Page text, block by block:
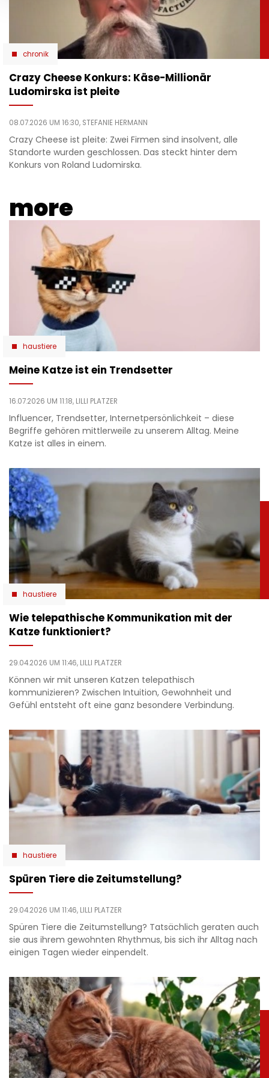
chronik
Crazy Cheese Konkurs: Käse-Millionär
Ludomirska ist pleite
08.07.2026 UM 16:30, STEFANIE HERMANN
Crazy Cheese ist pleite: Zwei Firmen sind insolvent, alle
Standorte wurden geschlossen. Das steckt hinter dem
Konkurs von Roland Ludomirska.
more
haustiere
Meine Katze ist ein Trendsetter
16.07.2026 UM 11:18, LILLI PLATZER
Influencer, Trendsetter, Internetpersönlichkeit – diese
Begriffe gehören mittlerweile zu unserem Alltag. Meine
Katze ist alles in einem.
haustiere
Wie telepathische Kommunikation mit der
Katze funktioniert?
29.04.2026 UM 11:46, LILLI PLATZER
Können wir mit unseren Katzen telepathisch
kommunizieren? Zwischen Intuition, Gewohnheit und
Gefühl entsteht oft eine ganz besondere Verbindung.
haustiere
Spüren Tiere die Zeitumstellung?
29.04.2026 UM 11:46, LILLI PLATZER
Spüren Tiere die Zeitumstellung? Tatsächlich geraten auch
sie aus ihrem gewohnten Rhythmus, bis sich ihr Alltag nach
einigen Tagen wieder einpendelt.